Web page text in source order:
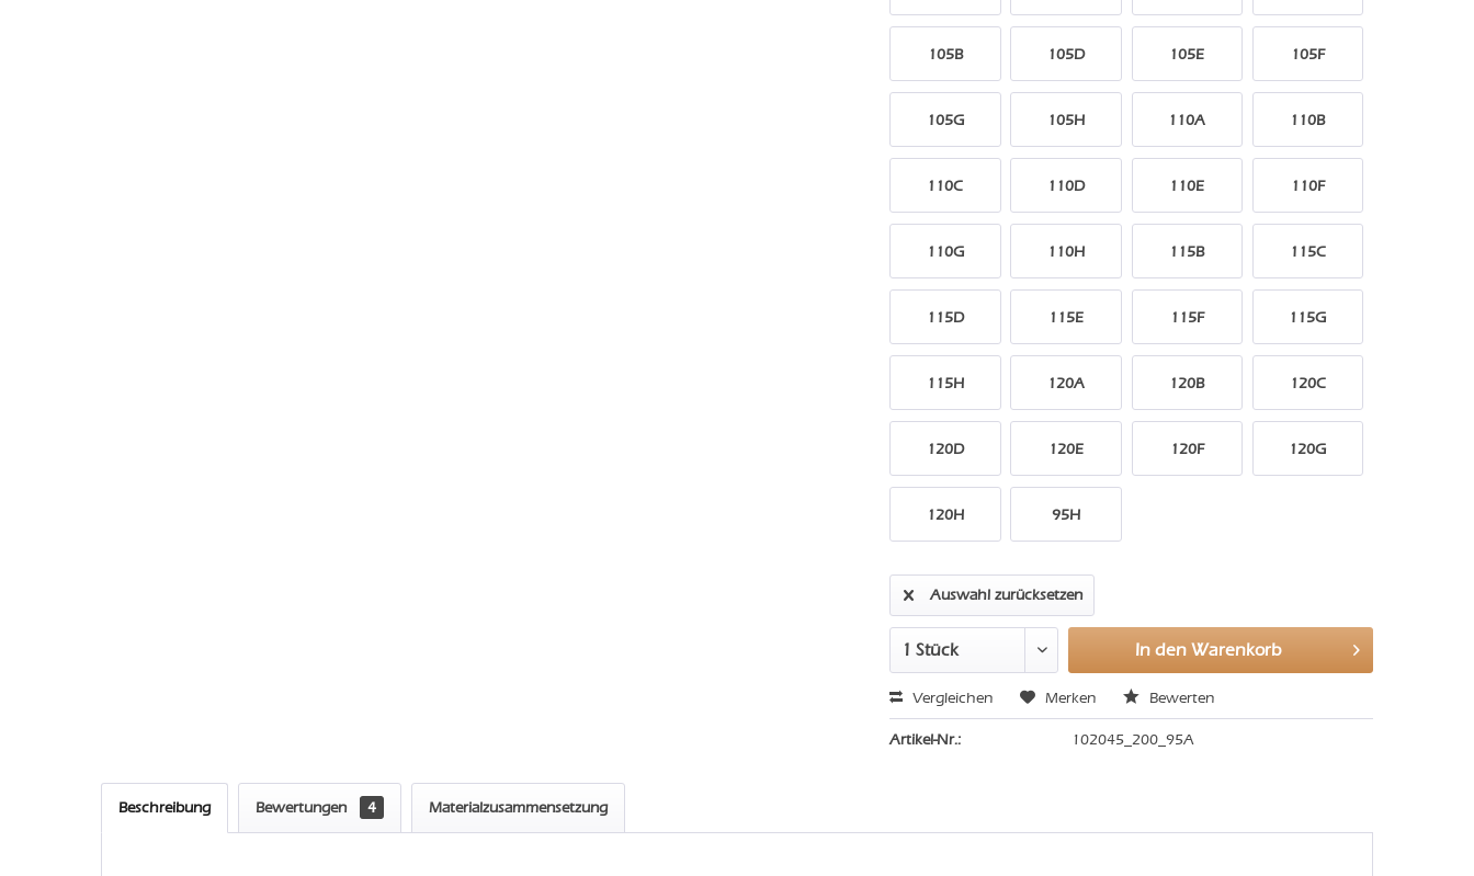
105B 105D 105E 105F
105G 105H 110A 110B
110C 110D 110E 110F
110G 110H 115B 115C
115D 115E 115F 115G
115H 120A 120B 120C
120D 120E 120F 120G
120H 95H
Auswahl zurücksetzen
In den Warenkorb
Vergleichen Merken Bewerten
Artikel-Nr.: 102045_200_95A
Beschreibung Bewertungen 4 Materialzusammensetzung